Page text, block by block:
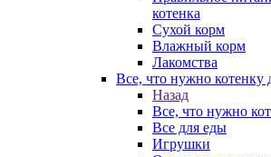
котенка
Сухой корм
Влажный корм
Лакомства
Все, что нужно котенку
Назад
Все, что нужно
Все для еды
Игрушки